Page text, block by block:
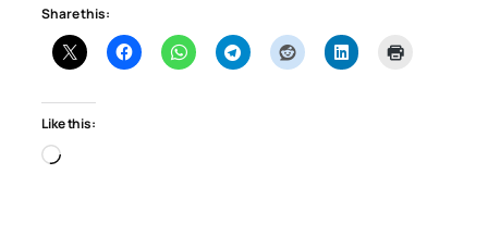
Share this:
Like this:
Loading…